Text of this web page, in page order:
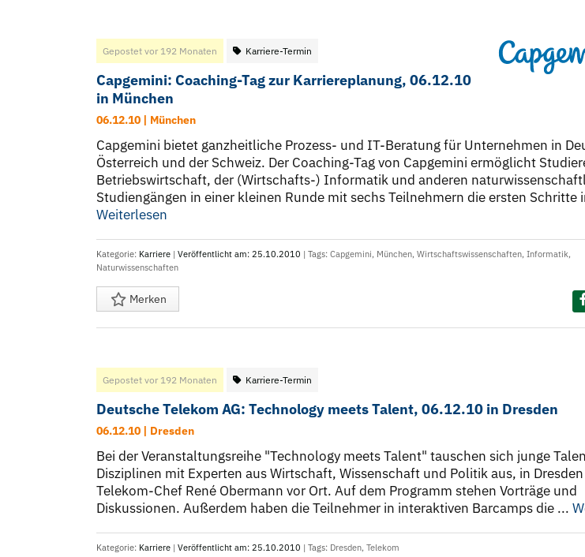
Gepostet vor 192 Monaten Karriere-Termin
Capgemini: Coaching-Tag zur Karriereplanung, 06.12.10
in München
06.12.10 | München
Capgemini bietet ganzheitliche Prozess- und IT-Beratung für Unternehmen in
Österreich und der Schweiz. Der Coaching-Tag von Capgemini ermöglicht
Betriebswirtschaft, der (Wirtschafts-) Informatik und anderen
Studiengängen in einer kleinen Runde mit sechs Teilnehmern die ersten Schritte
Weiterlesen
Kategorie: Karriere | Veröffentlicht am: 25.10.2010 | Tags: Capgemini, München, Wirtschaftswissenschaften, Informatik,
Naturwissenschaften
Merken
Gepostet vor 192 Monaten Karriere-Termin
Deutsche Telekom AG: Technology meets Talent, 06.12.10 in Dresden
06.12.10 | Dresden
Bei der Veranstaltungsreihe "Technology meets Talent" tauschen sich junge
Disziplinen mit Experten aus Wirtschaft, Wissenschaft und Politik aus, in
Telekom-Chef René Obermann vor Ort. Auf dem Programm stehen Vorträge und
Diskussionen. Außerdem haben die Teilnehmer in interaktiven Barcamps die ...
Kategorie: Karriere | Veröffentlicht am: 25.10.2010 | Tags: Dresden, Telekom